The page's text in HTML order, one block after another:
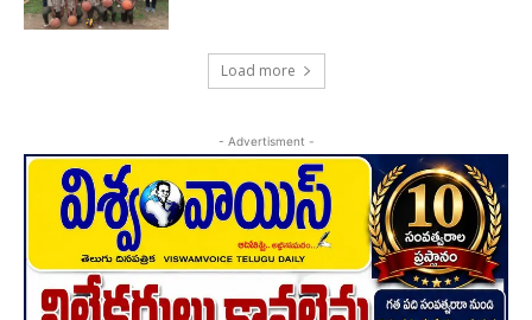
Load more
- Advertisment -